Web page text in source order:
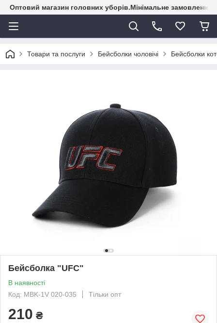
Оптовий магазин головних уборів.Мінімальне замовлення
Товари та послуги Бейсболки чоловічі Бейсболки
Бейсболка "UFC"
В наявності
Код: MBK-1V 020-035
Тільки опт
210 ₴